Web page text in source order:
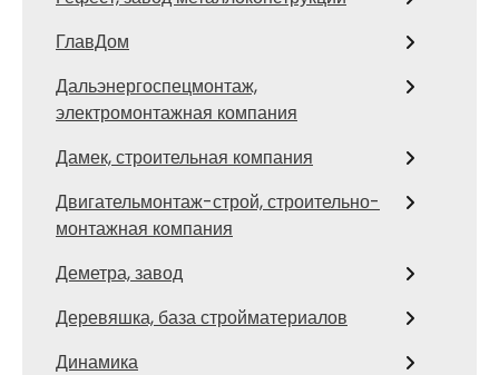
ГлавДом
Дальэнергоспецмонтаж,
электромонтажная компания
Дамек, строительная компания
Двигательмонтаж-строй, строительно-
монтажная компания
Деметра, завод
Деревяшка, база стройматериалов
Динамика